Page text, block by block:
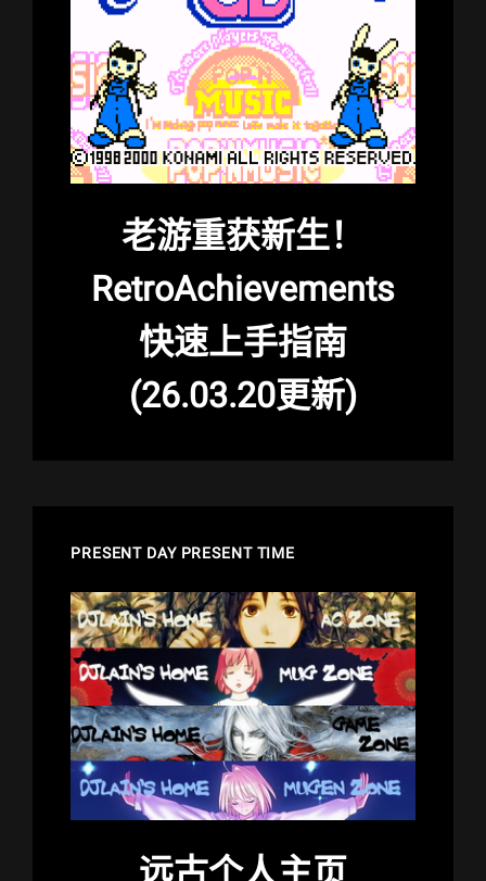
老游重获新生！
RetroAchievements
快速上手指南
(26.03.20更新)
PRESENT DAY PRESENT TIME
远古个人主页